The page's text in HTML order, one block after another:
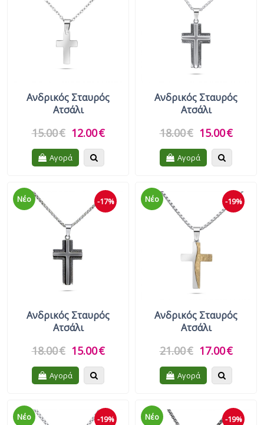
Σετ Δώρου
Γυναικεία Περιποίηση
Ανδρικός Σταυρός
Ατσάλι
15.00€ 12.00€
Αγορά
Ανδρικός Σταυρός
Ατσάλι
18.00€ 15.00€
Αγορά
Νέο
Ανδρικός Σταυρός
Ατσάλι
-17%
18.00€ 15.00€
Αγορά
Νέο
Ανδρικός Σταυρός
Ατσάλι
-19%
21.00€ 17.00€
Αγορά
Νέο -19% Νέο -19%